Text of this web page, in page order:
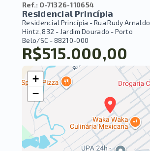
Ref.: O-71326-110654
Residencial Princípia
Residencial Princípia -Rua Rudy Arnaldo
Hintz, 832 - Jardim Dourado - Porto
Belo/SC - 88210-000
R$515.000,00
+
−